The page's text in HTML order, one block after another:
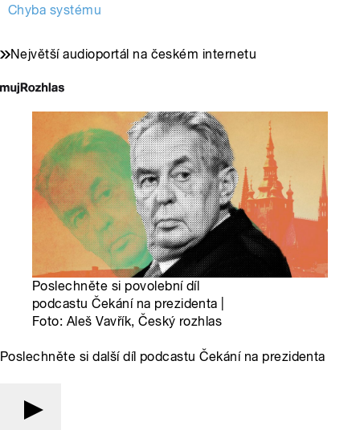
Chyba systému
Největší audioportál na českém internetu
Poslechněte si povolební díl
podcastu Čekání na prezidenta |
Foto: Aleš Vavřík, Český rozhlas
Poslechněte si další díl podcastu Čekání na prezidenta